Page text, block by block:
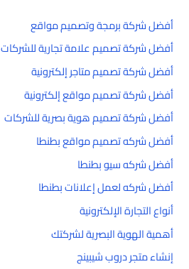
أفضل شركة برمجة وتصميم مواقع
أفضل شركة تصميم علامة تجارية للشركات
أفضل شركة تصميم متاجر إلكترونية
أفضل شركة تصميم مواقع إلكترونية
أفضل شركة تصميم هوية بصرية للشركات
أفضل شركه تصميم مواقع بطنطا
أفضل شركه سيو بطنطا
أفضل شركه لعمل إعلانات بطنطا
أنواع التجارة الإلكترونية
أهمية الهوية البصرية لشركتك
إنشاء متجر دروب شيبينج